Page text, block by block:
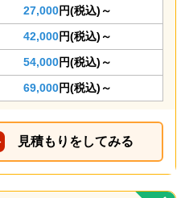
27,000円(税込)～
42,000円(税込)～
54,000円(税込)～
69,000円(税込)～
見積もりをしてみる